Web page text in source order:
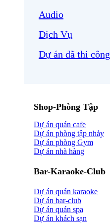
Audio
Dịch Vụ
Dự án đã thi công
Shop-Phòng Tập
Dự án quán cafe
Dự án phòng tập nhảy
Dự án phòng Gym
Dự án nhà hàng
Bar-Karaoke-Club
Dự án quán karaoke
Dự án bar-club
Dự án quán spa
Dự án khách sạn